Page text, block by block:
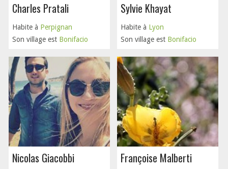
Charles Pratali
Habite à Perpignan
Son village est Bonifacio
Sylvie Khayat
Habite à Lyon
Son village est Bonifacio
Nicolas Giacobbi Françoise Malberti